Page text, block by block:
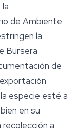
de Ambiente
la
Bursera
de
especie esté a
en su
a